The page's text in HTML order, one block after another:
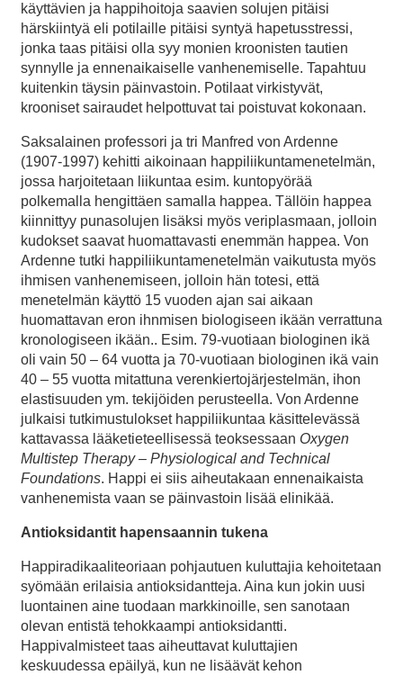
käyttävien ja happihoitoja saavien solujen pitäisi
härskiintyä eli potilaille pitäisi syntyä hapetusstressi,
jonka taas pitäisi olla syy monien kroonisten tautien
synnylle ja ennenaikaiselle vanhenemiselle. Tapahtuu
kuitenkin täysin päinvastoin. Potilaat virkistyvät,
krooniset sairaudet helpottuvat tai poistuvat kokonaan.
Saksalainen professori ja tri Manfred von Ardenne
(1907-1997) kehitti aikoinaan happiliikuntamenetelmän,
jossa harjoitetaan liikuntaa esim. kuntopyörää
polkemalla hengittäen samalla happea. Tällöin happea
kiinnittyy punasolujen lisäksi myös veriplasmaan, jolloin
kudokset saavat huomattavasti enemmän happea. Von
Ardenne tutki happiliikuntamenetelmän vaikutusta myös
ihmisen vanhenemiseen, jolloin hän totesi, että
menetelmän käyttö 15 vuoden ajan sai aikaan
huomattavan eron ihnmisen biologiseen ikään verrattuna
kronologiseen ikään.. Esim. 79-vuotiaan biologinen ikä
oli vain 50 – 64 vuotta ja 70-vuotiaan biologinen ikä vain
40 – 55 vuotta mitattuna verenkiertojärjestelmän, ihon
elastisuuden ym. tekijöiden perusteella. Von Ardenne
julkaisi tutkimustulokset happiliikuntaa käsittelevässä
kattavassa lääketieteellisessä teoksessaan Oxygen
Multistep Therapy – Physiological and Technical
Foundations. Happi ei siis aiheutakaan ennenaikaista
vanhenemista vaan se päinvastoin lisää elinikää.
Antioksidantit hapensaannin tukena
Happiradikaaliteoriaan pohjautuen kuluttajia kehoitetaan
syömään erilaisia antioksidantteja. Aina kun jokin uusi
luontainen aine tuodaan markkinoille, sen sanotaan
olevan entistä tehokkaampi antioksidantti.
Happivalmisteet taas aiheuttavat kuluttajien
keskuudessa epäilyä, kun ne lisäävät kehon